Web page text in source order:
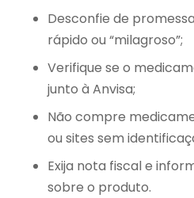
Desconfie de
rápido ou “milagroso”;
Verifique se o
junto à Anvisa;
Não compre
ou sites sem
Exija nota fiscal e
sobre o produto.